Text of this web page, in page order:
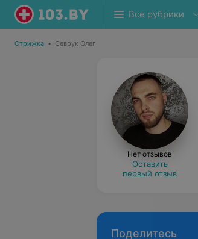
Все рубрики
Стрижка • Севрук Олег
Нет отзывов
Оставить
первый отзыв
Поделитесь